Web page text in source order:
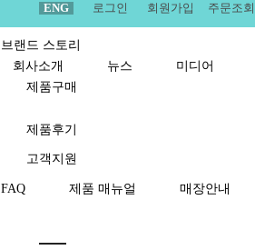
ENG 로그인 회원가입 주문조회
브랜드 스토리
회사소개 뉴스
미디어
제품구매
제품후기
고객지원
FAQ 제품 매뉴얼
매장안내